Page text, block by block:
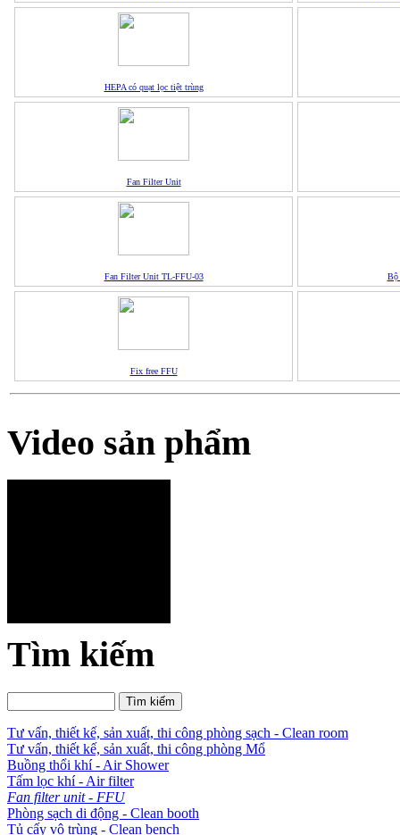
HEPA có quạt lọc tiệt trùng
Fan Filter Unit
Fan Filter Unit TL-FFU-03 Bộ
Fix free FFU
Video sản phẩm
Tìm kiếm
Tư vấn, thiết kế, sản xuất, thi công phòng sạch - Clean room
Tư vấn, thiết kế, sản xuất, thi công phòng Mổ
Buồng thổi khí - Air Shower
Tấm lọc khí - Air filter
Fan filter unit - FFU
Phòng sạch di động - Clean booth
Tủ cấy vô trùng - Clean bench